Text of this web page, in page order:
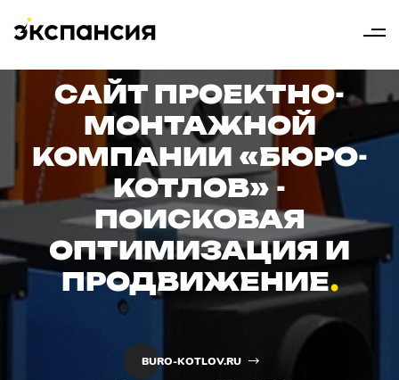
САЙТ ПРОЕКТНО-
МОНТАЖНОЙ
КОМПАНИИ «БЮРО-
КОТЛОВ» -
ПОИСКОВАЯ
ОПТИМИЗАЦИЯ И
ПРОДВИЖЕНИЕ
BURO-KOTLOV.RU